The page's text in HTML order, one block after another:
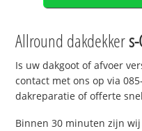
Allround dakdekker
Is uw dakgoot of afvoer
contact met ons op via
dakreparatie of offerte
Binnen 30 minuten zijn